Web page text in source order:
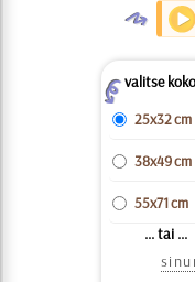
O
Zvalitse koko
25x32 cm
38x49 cm
55x71 cm
... tai ...